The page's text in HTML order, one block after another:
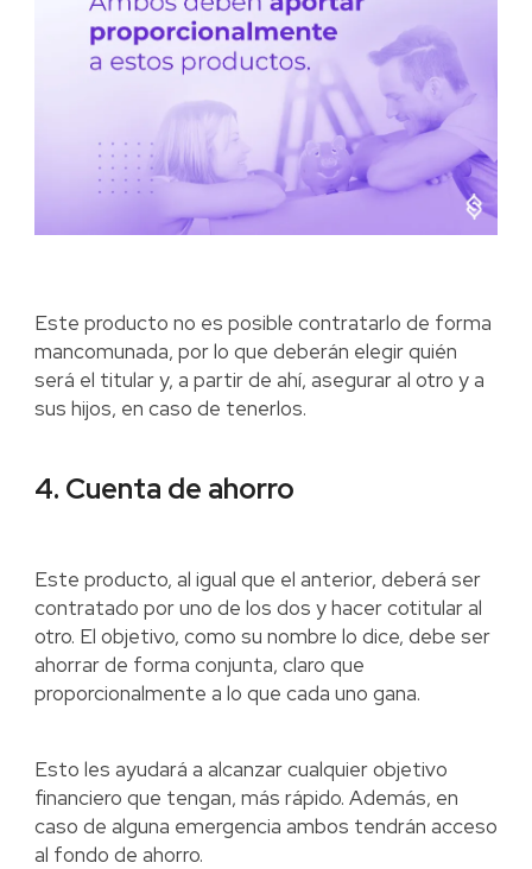
Este producto no es posible contratarlo de forma
mancomunada, por lo que deberán elegir quién
será el titular y, a partir de ahí, asegurar al otro y a
sus hijos, en caso de tenerlos.
4. Cuenta de ahorro
Este producto, al igual que el anterior, deberá ser
contratado por uno de los dos y hacer cotitular al
otro. El objetivo, como su nombre lo dice, debe ser
ahorrar de forma conjunta, claro que
proporcionalmente a lo que cada uno gana.
Esto les ayudará a alcanzar cualquier objetivo
financiero que tengan, más rápido. Además, en
caso de alguna emergencia ambos tendrán acceso
al fondo de ahorro.